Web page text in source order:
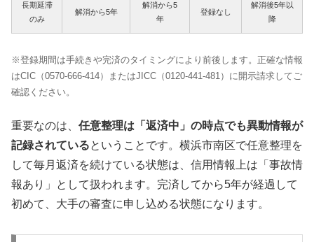
長期延滞
のみ
解消から5年
解消から5
年
登録なし
解消後5年以
降
※登録期間は手続きや完済のタイミングにより前後します。正確な情報
はCIC（0570-666-414）またはJICC（0120-441-481）に開示請求してご
確認ください。
重要なのは、 任意整理は「返済中」の時点でも異動情報が
記録されているということです。横浜市南区で任意整理を
して毎月返済を続けている状態は、信用情報上は「事故情
報あり」として扱われます。完済してから5年が経過して
初めて、大手の審査に申し込める状態になります。